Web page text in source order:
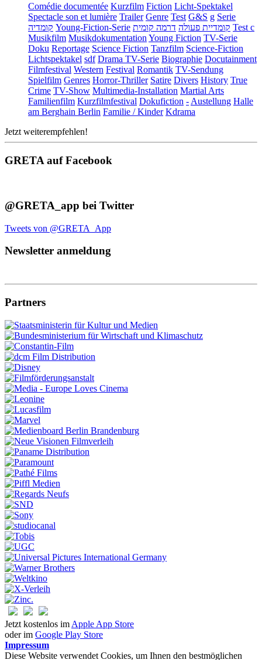
Comédie documentée Kurzfilm Fiction Licht-Spektakel
Spectacle son et lumière Trailer Genre Test G&S g Serie
קומדיה Young-Fiction-Serie קומדיית פעולה דרמה קומית
Test c
Musikfilm Musikdokumentation Young Fiction TV-Serie
Doku Reportage Science Fiction Tanzfilm Science-Fiction
Lichtspektakel sdf Drama TV-Serie Biographie Docutainment
Filmfestival Western Festival Romantik TV-Sendung
Spielfilm Genres Horror-Thriller Satire Divers History True
Crime TV-Show Multimedia-Installation Martial Arts
Familienfilm Kurzfilmfestival Dokufiction - Austellung Halle
am Berghain Berlin Familie / Kinder Kdrama
Jetzt weiterempfehlen!
GRETA auf Facebook
@GRETA_app bei Twitter
Tweets von @GRETA_App
Newsletter anmeldung
Partners
Jetzt kostenlos im Apple App Store
oder im Google Play Store
Impressum
Diese Website verwendet Cookies, um Ihnen den bestmöglichen